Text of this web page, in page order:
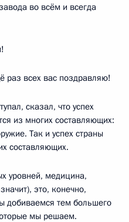
во всём и всегда
раз всех вас поздравляю!
сказал, что успех
из многих составляющих:
Так и успех страны
составляющих.
уровней, медицина,
это, конечно,
добиваемся тем большего
мы решаем.